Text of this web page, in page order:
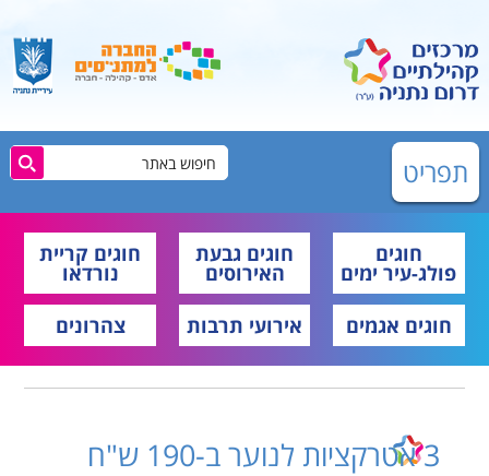
תפריט
חוגים
פולג-עיר ימים
חוגים גבעת
האירוסים
חוגים קריית
נורדאו
חוגים אגמים
אירועי תרבות צהרונים
3 אטרקציות לנוער ב-190 ש"ח